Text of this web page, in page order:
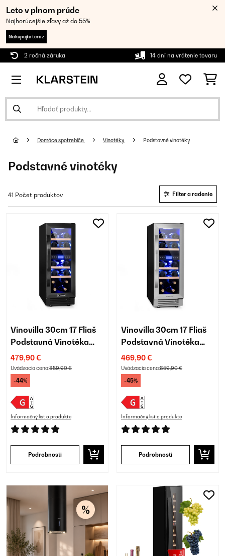
Leto v plnom prúde
Najhorúcejšie zľavy až do 55%
Nakupujte teraz
2 ročná záruka 14 dní na vrátenie tovaru
Domáce spotrebiče Vinotéky Podstavné vinotéky
Podstavné vinotéky
41 Počet produktov Filter a radenie
Vinovilla 30cm 17 Fliaš
Podstavná Vinotéka
Dvojzónová Čierna
479,90 €
Uvádzacia cena:859,90 €
-44%
Informačný list o produkte
Podrobnosti
Vinovilla 30cm 17 Fliaš
Podstavná Vinotéka
Dvojzónová Strieborná
469,90 €
Uvádzacia cena:859,90 €
-45%
Informačný list o produkte
Podrobnosti